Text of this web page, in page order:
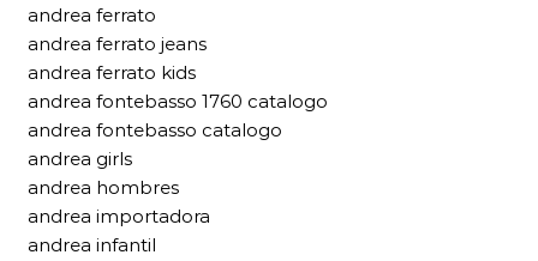
andrea ferrato
andrea ferrato jeans
andrea ferrato kids
andrea fontebasso 1760 catalogo
andrea fontebasso catalogo
andrea girls
andrea hombres
andrea importadora
andrea infantil